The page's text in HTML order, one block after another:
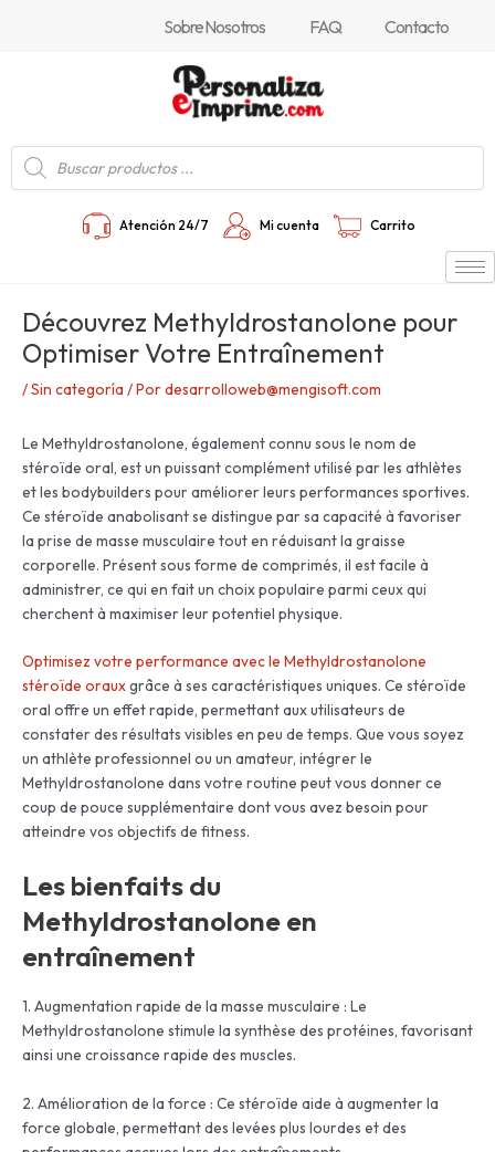
Sobre Nosotros FAQ Contacto
Búsqueda
de
productos
Atención 24/7 Mi cuenta Carrito
Découvrez Methyldrostanolone pour
Optimiser Votre Entraînement
/Sin categoría / Pordesarrolloweb@mengisoft.com
Le Methyldrostanolone, également connu sous le nom de
stéroïde oral, est un puissant complément utilisé par les athlètes
et les bodybuilders pour améliorer leurs performances sportives.
Ce stéroïde anabolisant se distingue par sa capacité à favoriser
la prise de masse musculaire tout en réduisant la graisse
corporelle. Présent sous forme de comprimés, il est facile à
administrer, ce qui en fait un choix populaire parmi ceux qui
cherchent à maximiser leur potentiel physique.
Optimisez votre performance avec le Methyldrostanolone
stéroïde orauxgrâce à ses caractéristiques uniques. Ce stéroïde
oral offre un effet rapide, permettant aux utilisateurs de
constater des résultats visibles en peu de temps. Que vous soyez
un athlète professionnel ou un amateur, intégrer le
Methyldrostanolone dans votre routine peut vous donner ce
coup de pouce supplémentaire dont vous avez besoin pour
atteindre vos objectifs de fitness.
Les bienfaits du
Methyldrostanolone en
entraînement
1. Augmentation rapide de la masse musculaire : Le
Methyldrostanolone stimule la synthèse des protéines, favorisant
ainsi une croissance rapide des muscles.
2. Amélioration de la force : Ce stéroïde aide à augmenter la
force globale, permettant des levées plus lourdes et des